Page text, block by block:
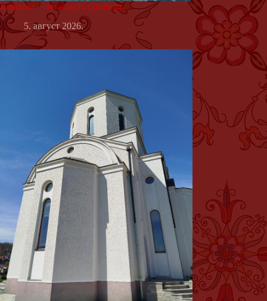
Власина – нетакнута природа
5. август 2026.